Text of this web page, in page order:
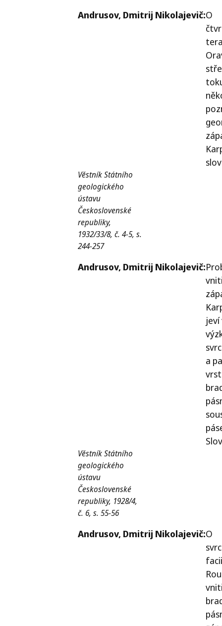
Andrusov, Dmitrij Nikolajevič:O
Věstník Státního
geologického
ústavu
Československé
republiky,
1932/33/8, č. 4-5, s.
244-257
Andrusov, Dmitrij Nikolajevič:
a
Věstník Státního
geologického
ústavu
Československé
republiky, 1928/4,
č. 6, s. 55-56
Andrusov, Dmitrij Nikolajevič:O